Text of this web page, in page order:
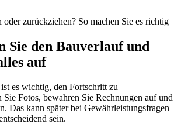
oder zurückziehen? So machen Sie es richtig
Sie den Bauverlauf und
auf
es wichtig, den Fortschritt zu
Fotos, bewahren Sie Rechnungen auf und
Das kann später bei Gewährleistungsfragen
sein.